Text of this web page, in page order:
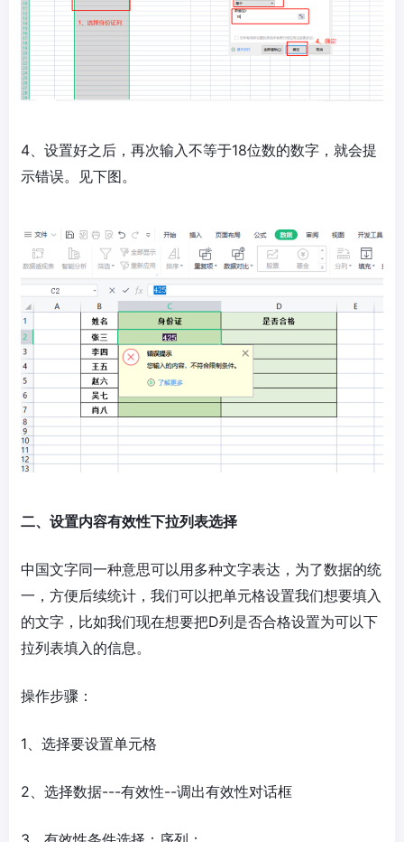
4、设置好之后，再次输入不等于18位数的数字，就会提
示错误。见下图。
二、设置内容有效性下拉列表选择
中国文字同一种意思可以用多种文字表达，为了数据的统
一，方便后续统计，我们可以把单元格设置我们想要填入
的文字，比如我们现在想要把D列是否合格设置为可以下
拉列表填入的信息。
操作步骤：
1、选择要设置单元格
2、选择数据---有效性--调出有效性对话框